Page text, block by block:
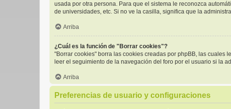
usada por otra persona. Para que el sistema le reconozca
de universidades, etc. Si no ve la casilla, significa que la
Arriba
¿Cuál es la función de "Borrar cookies"?
"Borrar cookies" borra las cookies creadas por phpBB, las cuales
leer el seguimiento de la navegación del foro por el usuario si la
Arriba
Preferencias de usuario y configuraciones